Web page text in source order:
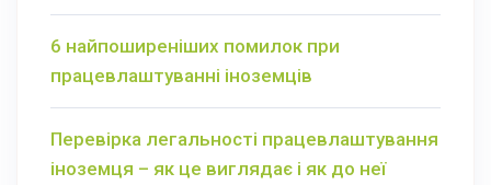
6 найпоширеніших помилок при
працевлаштуванні іноземців
Перевірка легальності працевлаштування
іноземця – як це виглядає і як до неї